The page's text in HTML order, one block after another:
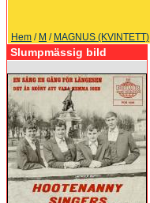
Hem / M / MAGNUS (KVINTETT)
Slumpmässig bild